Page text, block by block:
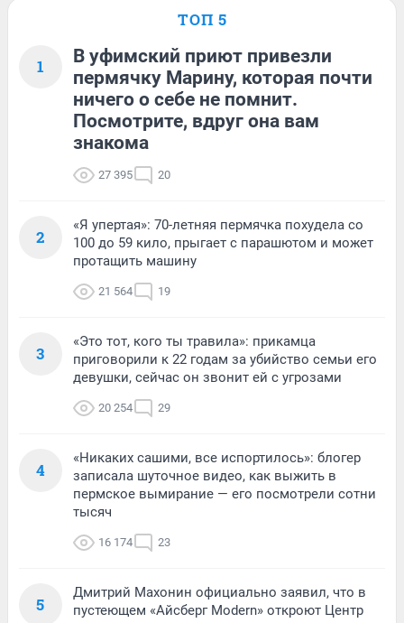
ТОП 5
1
В уфимский приют привезли
пермячку Марину, которая почти
ничего о себе не помнит.
Посмотрите, вдруг она вам
знакома
27 395 20
2
«Я упертая»: 70-летняя пермячка похудела со
100 до 59 кило, прыгает с парашютом и может
протащить машину
21 564 19
3
«Это тот, кого ты травила»: прикамца
приговорили к 22 годам за убийство семьи его
девушки, сейчас он звонит ей с угрозами
20 254 29
4
«Никаких сашими, все испортилось»: блогер
записала шуточное видео, как выжить в
пермское вымирание — его посмотрели сотни
тысяч
16 174 23
5
Дмитрий Махонин официально заявил, что в
пустеющем «Айсберг Modern» откроют Центр